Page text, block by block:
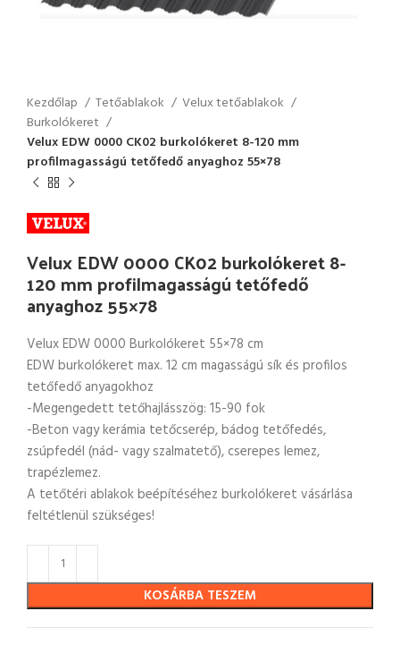
Kezdőlap Tetőablakok
Velux tetőablakok
Burkolókeret
Velux EDW 0000 CK02 burkolókeret 8-120 mm
profilmagasságú tetőfedő anyaghoz 55×78
Velux EDW 0000 CK02 burkolókeret 8-
120 mm profilmagasságú tetőfedő
anyaghoz 55×78
Velux EDW 0000 Burkolókeret 55×78 cm
EDW burkolókeret max. 12 cm magasságú sík és profilos
tetőfedő anyagokhoz
-Megengedett tetőhajlásszög: 15-90 fok
-Beton vagy kerámia tetőcserép, bádog tetőfedés,
zsúpfedél (nád- vagy szalmatető), cserepes lemez,
trapézlemez.
A tetőtéri ablakok beépítéséhez burkolókeret vásárlása
feltétlenül szükséges!
KOSÁRBA TESZEM